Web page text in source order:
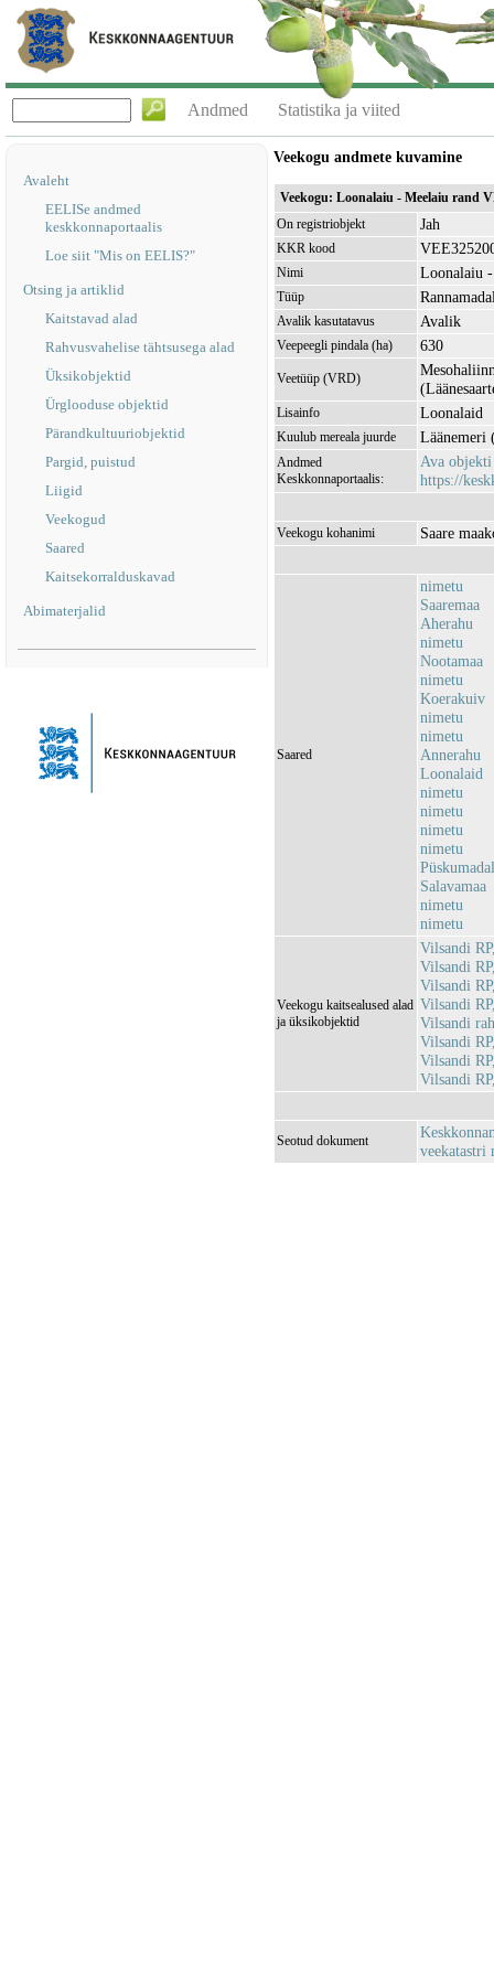
Andmed Statistika ja viited
Avaleht
EELISe andmed
keskkonnaportaalis
Loe siit "Mis on EELIS?"
Otsing ja artiklid
Kaitstavad alad
Rahvusvahelise tähtsusega alad
Üksikobjektid
Ürglooduse objektid
Pärandkultuuriobjektid
Pargid, puistud
Liigid
Veekogud
Saared
Kaitsekorralduskavad
Abimaterjalid
Veekogu andmete kuvamine
Veekogu: Loonalaiu - Meelaiu rand
On registriobjekt
Jah
KKR kood
Nimi Loonalaiu
Tüüp
Avalik kasutatavus Avalik
Veepeegli pindala (ha) 630
Veetüüp (VRD)
Lisainfo Loonalaid
Kuulub mereala juurde Läänemeri
Andmed
Keskkonnaportaalis:
Ava objekti
https://
Veekogu kohanimi Saare
Saared
nimetu
Saaremaa
Aherahu
nimetu
Nootamaa
nimetu
Koerakuiv
nimetu
nimetu
Annerahu
Loonalaid
nimetu
nimetu
nimetu
nimetu
Püskumadal
Salavamaa
nimetu
nimetu
Veekogu kaitsealused alad
ja üksikobjektid
Vilsandi
Vilsandi
Vilsandi
Vilsandi
Vilsandi
Vilsandi
Vilsandi
Vilsandi
Seotud dokument
veekatastri